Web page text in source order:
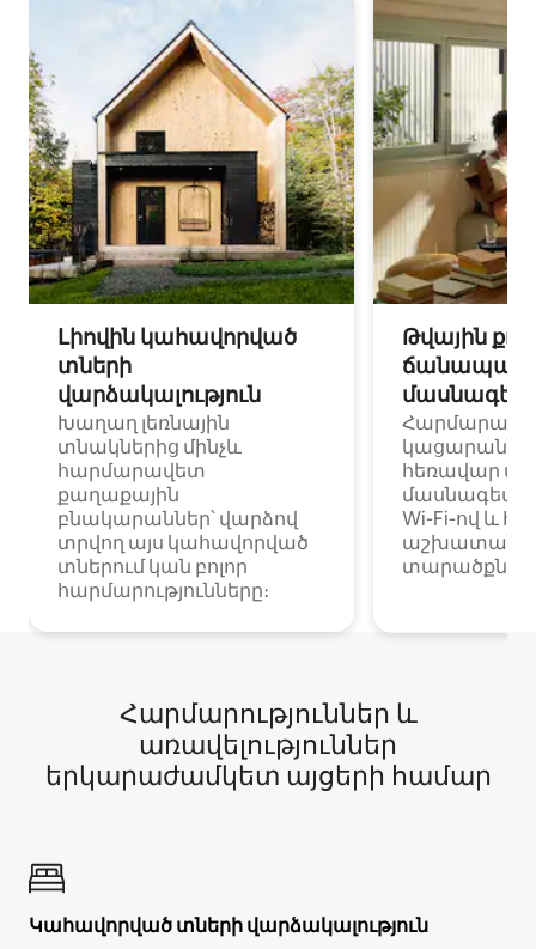
Լիովին կահավորված
տների
վարձակալություն
Խաղաղ լեռնային
տնակներից մինչև
հարմարավետ
քաղաքային
բնակարաններ՝ վարձով
տրվող այս կահավորված
տներում կան բոլոր
հարմարությունները։
Թվային
հեռավար
Wi-Fi-ով և
Հարմարություններ և
առավելություններ
երկարաժամկետ այցերի համար
Կահավորված տների վարձակալություն